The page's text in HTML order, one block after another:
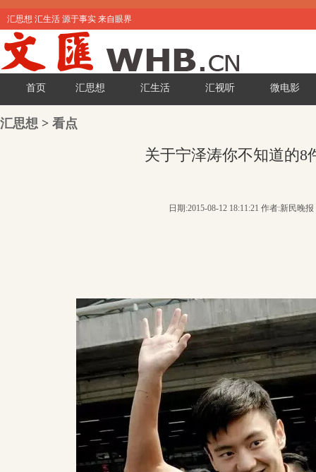
汇思想 汇生活 源于事实 来自眼界
首页 汇思想 汇生活 汇视听 微电影
汇思想 > 看点
关于宁泽涛你不知道的8
日期:2015-08-12 18:11:21 作者:新民晚报